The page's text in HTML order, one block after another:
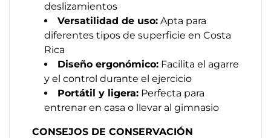
deslizamientos
Versatilidad de uso: Apta para
diferentes tipos de superficie en Costa
Rica
Diseño ergonómico: Facilita el agarre
y el control durante el ejercicio
Portátil y ligera: Perfecta para
entrenar en casa o llevar al gimnasio
CONSEJOS DE CONSERVACIÓN